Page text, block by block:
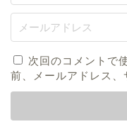
次回のコメントで
前、メールアドレス、